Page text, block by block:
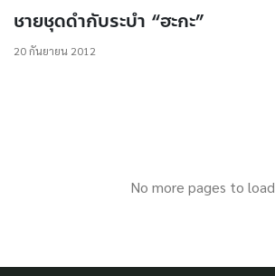
ชายชุดดำกับระบำ “ฮะกะ”
20 กันยายน 2012
No more pages to load